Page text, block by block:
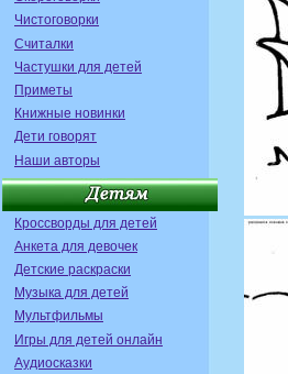
Чистоговорки
Считалки
Частушки для детей
Приметы
Книжные новинки
Дети говорят
Наши авторы
Кроссворды для детей
Анкета для девочек
Детские раскраски
Музыка для детей
Мультфильмы
Игры для детей онлайн
Аудиосказки